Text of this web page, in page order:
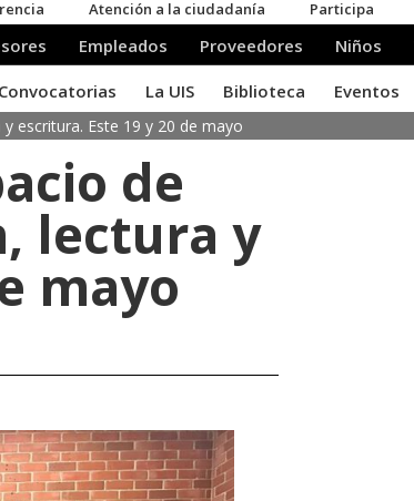
escritura. Este 19 y 20 de mayo
de
lectura y
mayo